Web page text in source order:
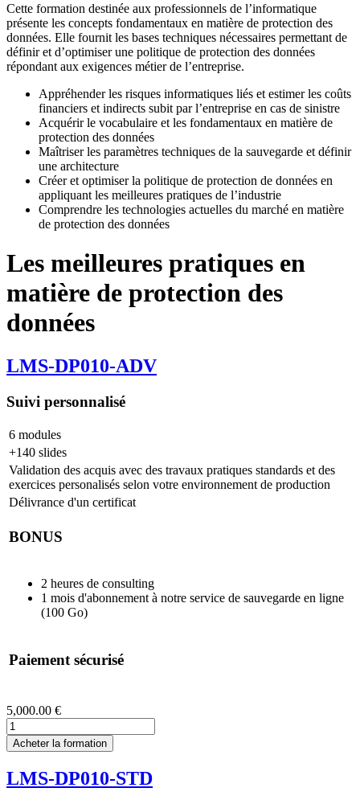
Cette formation destinée aux professionnels de l’informatique
présente les concepts fondamentaux en matière de protection des
données. Elle fournit les bases techniques nécessaires permettant de
définir et d’optimiser une politique de protection des données
répondant aux exigences métier de l’entreprise.
Appréhender les risques informatiques liés et estimer les coûts
financiers et indirects subit par l’entreprise en cas de sinistre
Acquérir le vocabulaire et les fondamentaux en matière de
protection des données
Maîtriser les paramètres techniques de la sauvegarde et définir
une architecture
Créer et optimiser la politique de protection de données en
appliquant les meilleures pratiques de l’industrie
Comprendre les technologies actuelles du marché en matière
de protection des données
Les meilleures pratiques en
matière de protection des
données
LMS-DP010-ADV
Suivi personnalisé
6 modules
+140 slides
Validation des acquis avec des travaux pratiques standards et des
exercices personalisés selon votre environnement de production
Délivrance d'un certificat
BONUS
2 heures de consulting
1 mois d'abonnement à notre service de sauvegarde en ligne
(100 Go)
Paiement sécurisé
5,000.00 €
LMS-DP010-STD